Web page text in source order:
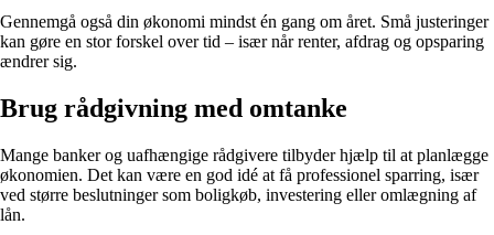
Gennemgå også din økonomi mindst én gang om året. Små justeringer
kan gøre en stor forskel over tid – især når renter, afdrag og opsparing
ændrer sig.
Brug rådgivning med omtanke
Mange banker og uafhængige rådgivere tilbyder hjælp til at planlægge
økonomien. Det kan være en god idé at få professionel sparring, især
ved større beslutninger som boligkøb, investering eller omlægning af
lån.